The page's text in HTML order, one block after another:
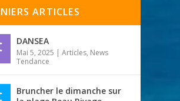
ARTICLES
DANSEA
Mai 5, 2025 |Articles, News
Tendance
Bruncher le dimanche sur